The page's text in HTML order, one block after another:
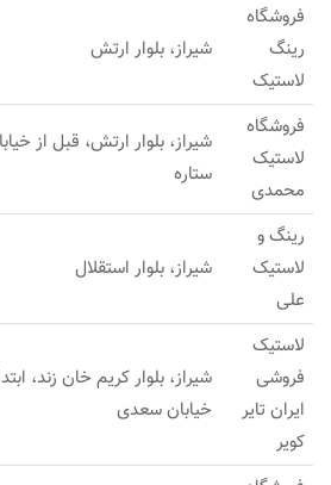
فروشگاه
رینگ
لاستیک
شیراز، بلوار ارتش
فروشگاه
لاستیک
محمدی
شیراز، بلوار ارتش، قبل از
ستاره
رینگ و
لاستیک
علی
شیراز، بلوار استقلال
لاستیک
فروشی
ایران تایر
کویر
شیراز، بلوار کریم خان زند،
خیابان سعدی